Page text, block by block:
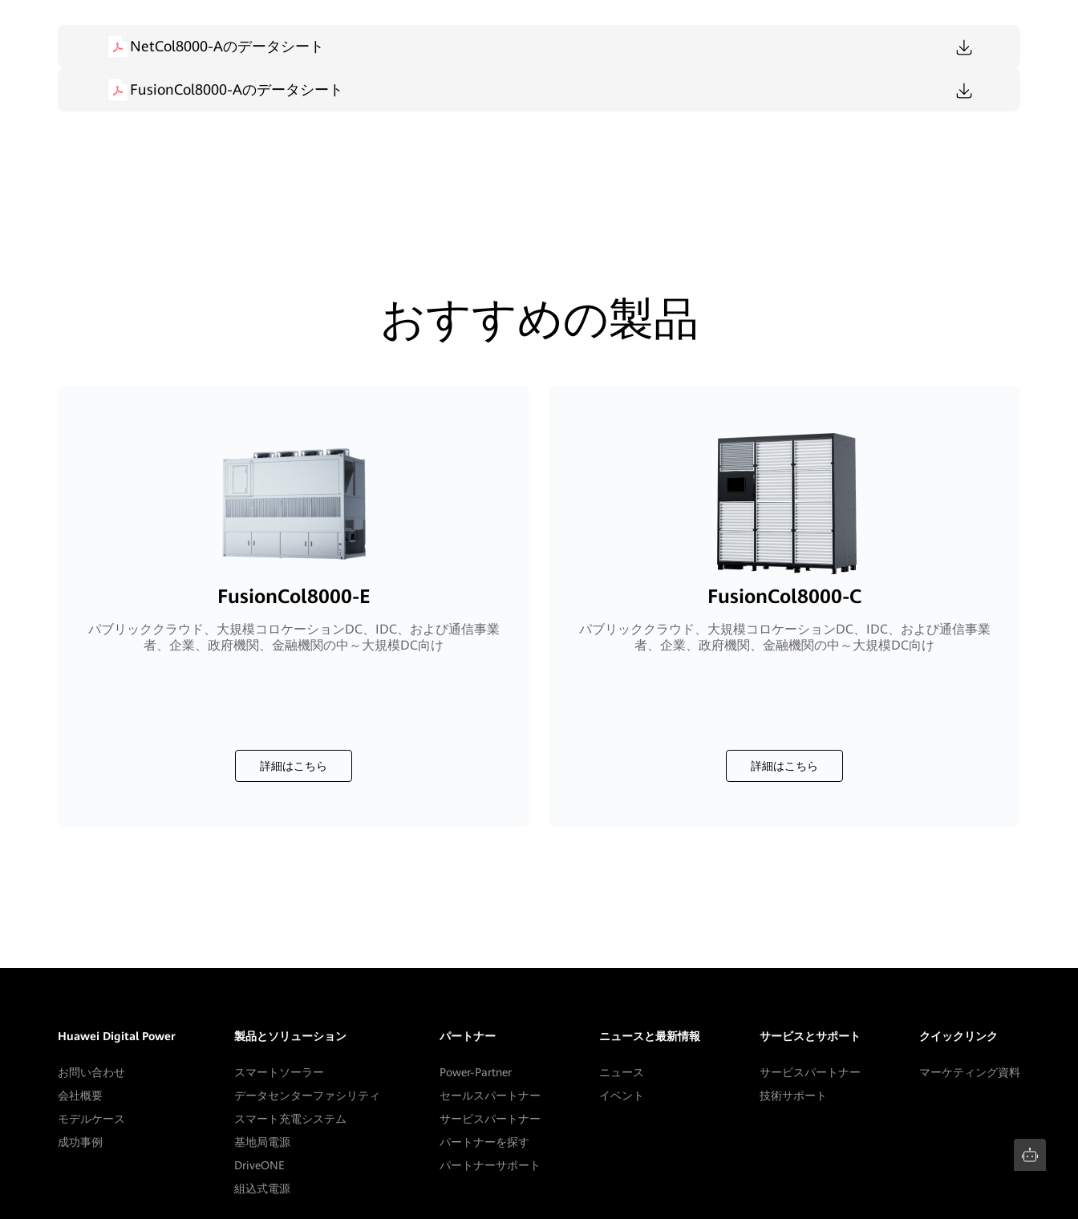
NetCol8000-Aのデータシート
FusionCol8000-Aのデータシート
おすすめの製品
FusionCol8000-E
パブリッククラウド、大規模コロケーションDC、IDC、および通信事業
者、企業、政府機関、金融機関の中～大規模DC向け
詳細はこちら
FusionCol8000-C
パブリッククラウド、大規模コロケーションDC、IDC、および通信事業
者、企業、政府機関、金融機関の中～大規模DC向け
詳細はこちら
Huawei Digital Power
お問い合わせ
会社概要
モデルケース
成功事例
製品とソリューション
スマートソーラー
データセンターファシリティ
スマート充電システム
基地局電源
DriveONE
組込式電源
パートナー
Power-Partner
セールスパートナー
サービスパートナー
パートナーを探す
パートナーサポート
ニュースと最新情報
ニュース
イベント
サービスとサポート
サービスパートナー
技術サポート
クイックリンク
マーケティング資料